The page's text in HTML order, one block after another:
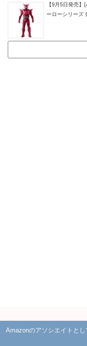
【9月5日発売
ーローシリーズ
Amazonのアソシエイトと